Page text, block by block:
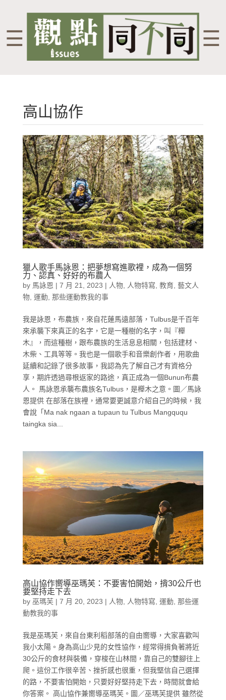
☰ ☰
高山協作
獵人歌手馬詠恩：把夢想寫進歌裡，成為一個努
力、認真、好好的布農人
by 馬詠恩 | 7 月 21, 2023 | 人物, 人物特寫 教育, 藝文人
物, 運動 那些運動教我的事
我是詠恩，布農族，來自花蓮馬遠部落，Tulbus是千百年
來承襲下來真正的名字，它是一種樹的名字，叫『櫸
木』，而這種樹，跟布農族的生活息息相關，包括建材、
木柴、工具等等。我也是一個歌手和音樂創作者，用歌曲
延續和記錄了很多故事，我認為先了解自己才有資格分
享，期許透過尋根返家的路途，真正成為一個Bunun布農
人。 馬詠恩承襲布農族名Tulbus，是櫸木之意。圖／馬詠
恩提供 在部落在族裡，通常要更誠意介紹自己的時候，我
會說「Ma nak ngaan a tupaun tu Tulbus Mangququ
taingka sia...
高山協作嚮導巫瑪芙：不要害怕開始，揹30公斤也
要堅持走下去
by 巫瑪芙| 7 月 20, 2023 | 人物, 人物特寫 運動 那些運
動教我的事
我是巫瑪芙，來自台東利稻部落的自由嚮導，大家喜歡叫
我小太陽。身為高山少見的女性協作，經常得揹負著將近
30公斤的食材與裝備，穿梭在山林間，靠自己的雙腳往上
爬。這份工作很辛苦、挫折感也很重，但我堅信自己選擇
的路，不要害怕開始，只要好好堅持走下去，時間就會給
你答案。 高山協作兼嚮導巫瑪芙。圖／巫瑪芙提供 雖然從